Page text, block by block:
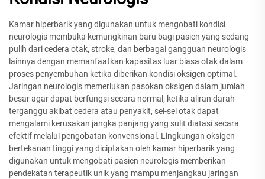
Kamar hiperbarik yang digunakan untuk mengobati kondisi
neurologis membuka kemungkinan baru bagi pasien yang sedang
pulih dari cedera otak, stroke, dan berbagai gangguan neurologis
lainnya dengan memanfaatkan kapasitas luar biasa otak dalam
proses penyembuhan ketika diberikan kondisi oksigen optimal.
Jaringan neurologis memerlukan pasokan oksigen dalam jumlah
besar agar dapat berfungsi secara normal; ketika aliran darah
terganggu akibat cedera atau penyakit, sel-sel otak dapat
mengalami kerusakan jangka panjang yang sulit diatasi secara
efektif melalui pengobatan konvensional. Lingkungan oksigen
bertekanan tinggi yang diciptakan oleh kamar hiperbarik yang
digunakan untuk mengobati pasien neurologis memberikan
pendekatan terapeutik unik yang mampu menjangkau jaringan